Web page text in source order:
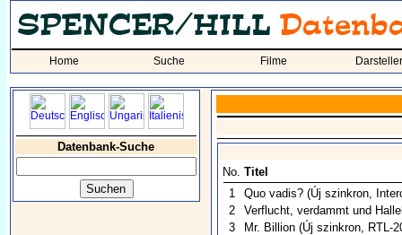
Home Suche Filme Darsteller
Datenbank-Suche
No. Titel
1
Quo vadis? (Új szinkron,
2
Verflucht, verdammt und
3
Mr. Billion (Új szinkron, RTL-